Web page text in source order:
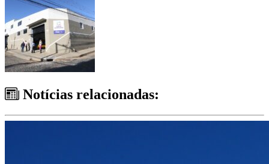
Notícias relacionadas: